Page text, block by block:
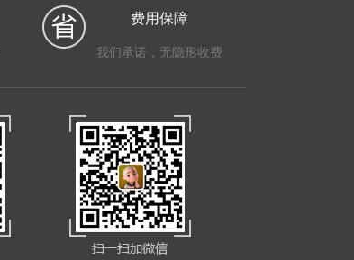
费用保障
我们承诺，无隐形收费